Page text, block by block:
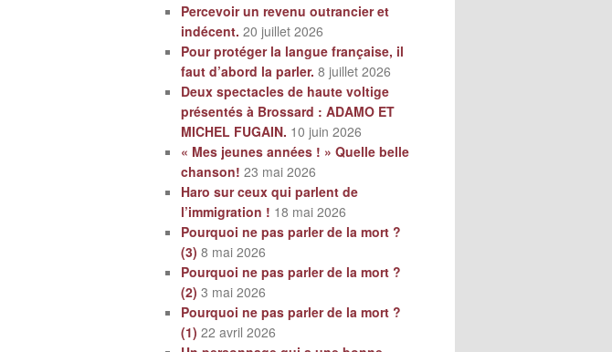
Percevoir un revenu outrancier et
indécent. 20 juillet 2026
Pour protéger la langue française, il
faut d’abord la parler. 8 juillet 2026
Deux spectacles de haute voltige
présentés à Brossard : ADAMO ET
MICHEL FUGAIN. 10 juin 2026
« Mes jeunes années ! » Quelle belle
chanson! 23 mai 2026
Haro sur ceux qui parlent de
l’immigration ! 18 mai 2026
Pourquoi ne pas parler de la mort ?
(3) 8 mai 2026
Pourquoi ne pas parler de la mort ?
(2) 3 mai 2026
Pourquoi ne pas parler de la mort ?
(1) 22 avril 2026